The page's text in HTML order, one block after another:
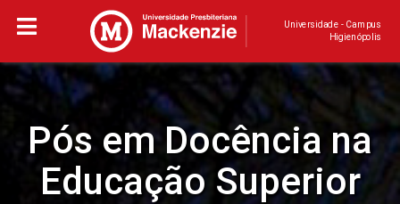
Universidade - Campus
Higienópolis
Pós em Docência na
Educação Superior